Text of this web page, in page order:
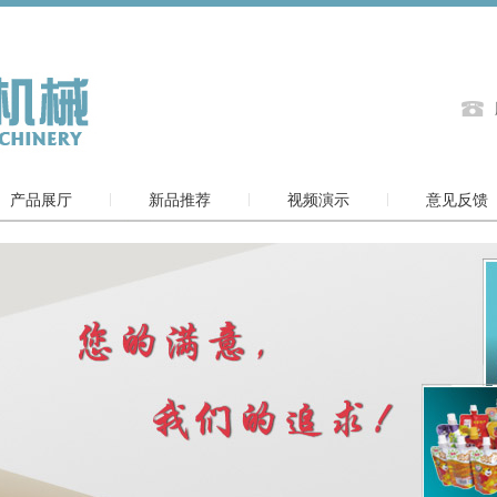
产品展厅 新品推荐 视频演示 意见反馈